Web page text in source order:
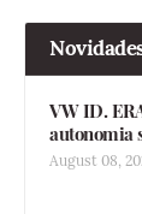
VW ID.
autonomia
August 08,